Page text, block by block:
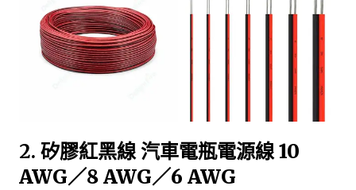
2. 矽膠紅黑線 汽車電瓶電源線 10
AWG／8 AWG／6 AWG